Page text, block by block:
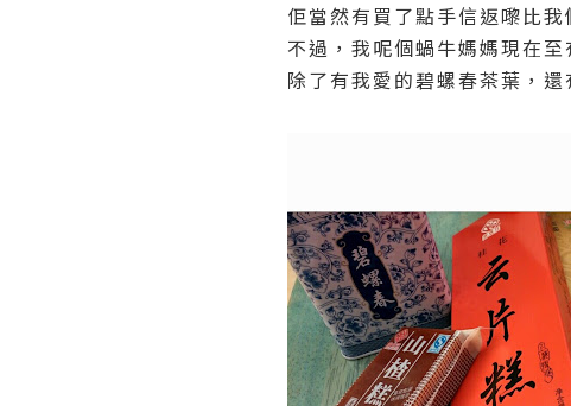
佢當然有買了點手信返嚟比
不過，我呢個蝸牛媽媽現在
除了有我愛的碧螺春茶葉，